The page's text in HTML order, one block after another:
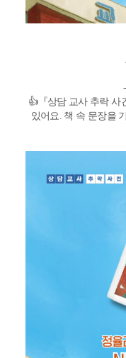
👍『상담 교사 추락 사
있어요. 책 속 문장을